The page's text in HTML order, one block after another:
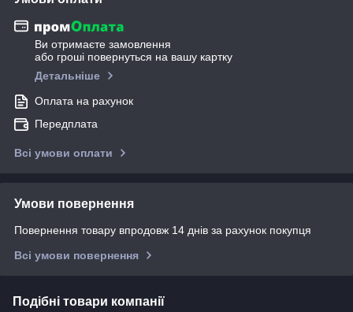
Ви отримаєте замовлення
або гроші повернуться на вашу картку
Детальніше
Оплата на рахунок
Передплата
Всі умови оплати
Умови повернення
Повернення товару впродовж 14 днів за рахунок покупця
Всі умови повернення
Подібні товари компанії